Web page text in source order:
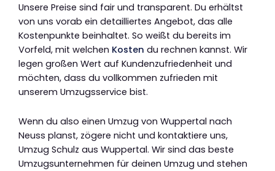
Unsere Preise sind fair und transparent. Du erhältst
von uns vorab ein detailliertes Angebot, das alle
Kostenpunkte beinhaltet. So weißt du bereits im
Vorfeld, mit welchen Kosten du rechnen kannst. Wir
legen großen Wert auf Kundenzufriedenheit und
möchten, dass du vollkommen zufrieden mit
unserem Umzugsservice bist.
Wenn du also einen Umzug von Wuppertal nach
Neuss planst, zögere nicht und kontaktiere uns,
Umzug Schulz aus Wuppertal. Wir sind das beste
Umzugsunternehmen für deinen Umzug und stehen